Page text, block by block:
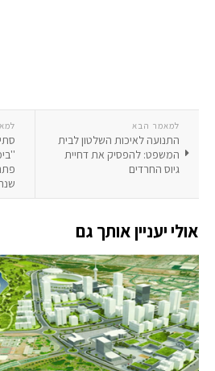
למאמר הבא
התנועה לאיכות השלטון לבית
המשפט: להפסיק את דחיית
גיוס החרדים
אולי יעניין אותך גם